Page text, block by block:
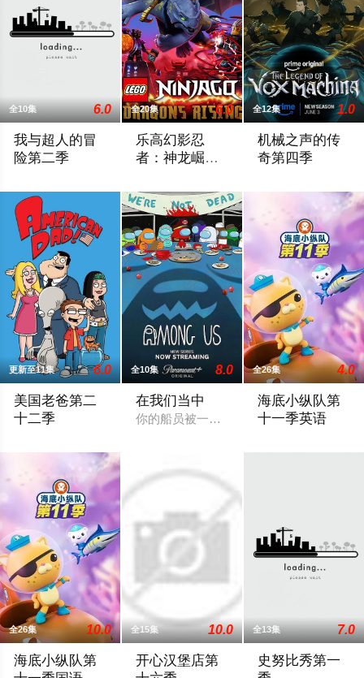
全10集 6.0
我与超人的冒
险第二季
全20集 6.0
乐高幻影忍
者：神龙崛起
全12集 1.0
机械之声的传
奇第四季
更新至11集 6.0
美国老爸第二
十二季
全10集 8.0
在我们当中
你的船员被一个外星变形者取代，其目的
全26集 4.0
海底小纵队第
十一季英语
全26集 10.0
海底小纵队第
全15集 10.0
开心汉堡店第
全13集 7.0
史努比秀第一